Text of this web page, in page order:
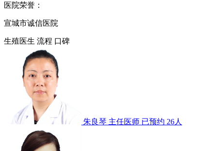
医院荣誉：
宣城市诚信医院
生殖医生 流程 口碑
朱良琴 主任医师 已预约 26人